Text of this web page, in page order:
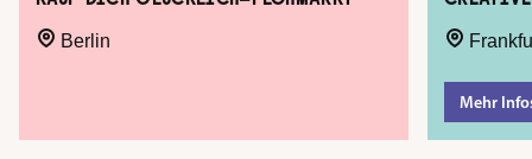
Berlin
Mehr